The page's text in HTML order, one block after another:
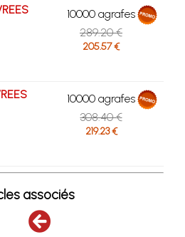
10000 agrafes
289.20 €
205.57 €
10000 agrafes
308.40 €
219.23 €
associés